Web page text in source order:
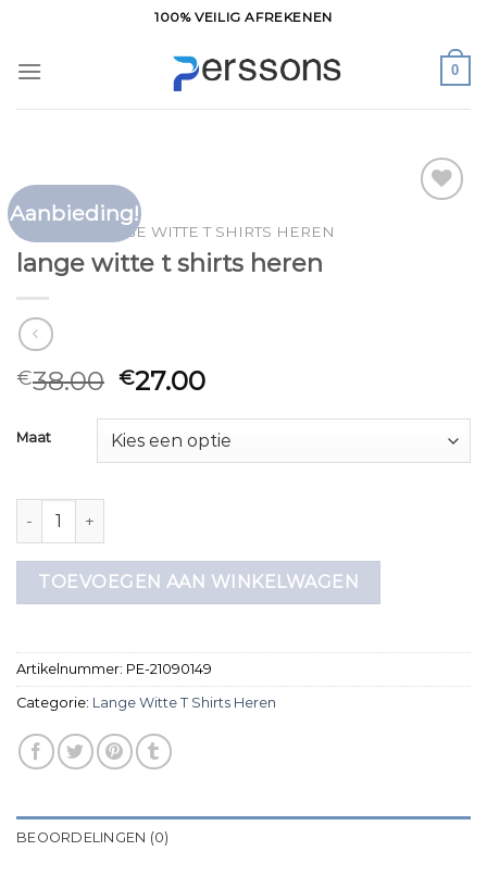
inhoud
100% VEILIG AFREKENEN
0
Aanbieding!
HOME LANGE WITTE T SHIRTS HEREN
lange witte t shirts heren
€38.00 €27.00
Maat
lange witte t shirts heren aantal
TOEVOEGEN AAN WINKELWAGEN
Artikelnummer: PE-21090149
Categorie: Lange Witte T Shirts Heren
BEOORDELINGEN (0)